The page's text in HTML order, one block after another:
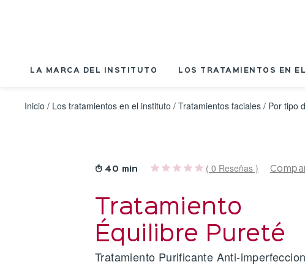
LA MARCA DEL INSTITUTO LOS TRATAMIENTOS EN
Inicio / Los tratamientos en el instituto / Tratamientos faciales / Por tipo
40 min ( 0 Reseñas )
Tratamiento
Équilibre Pureté
Tratamiento Purificante Anti-